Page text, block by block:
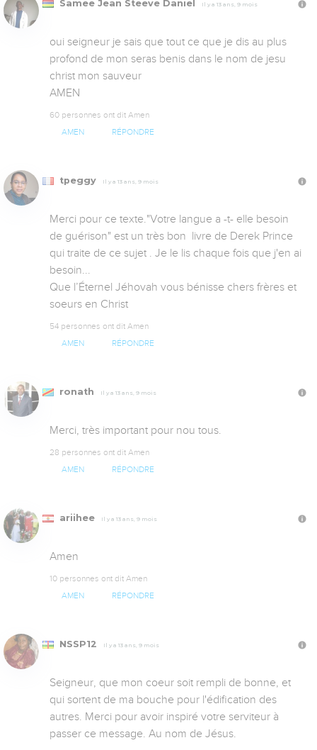
Samee Jean Steeve Daniel Il y a 13 ans, 9 mois
oui seigneur je sais que tout ce que je dis au plus
profond de mon seras benis dans le nom de jesu
christ mon sauveur
AMEN
60 personnes ont dit Amen
AMEN RÉPONDRE
tpeggy Il y a 13 ans, 9 mois
Merci pour ce texte."Votre langue a -t- elle besoin
de guérison" est un très bon  livre de Derek Prince
qui traite de ce sujet . Je le lis chaque fois que j'en ai
besoin...
Que l’Éternel Jéhovah vous bénisse chers frères et
soeurs en Christ
54 personnes ont dit Amen
AMEN RÉPONDRE
ronath Il y a 13 ans, 9 mois
Merci, très important pour nou tous.
28 personnes ont dit Amen
AMEN RÉPONDRE
ariihee Il y a 13 ans, 9 mois
Amen
10 personnes ont dit Amen
AMEN RÉPONDRE
NSSP12 Il y a 13 ans, 9 mois
Seigneur, que mon coeur soit rempli de bonne, et
qui sortent de ma bouche pour l'édification des
autres. Merci pour avoir inspiré votre serviteur à
passer ce message. Au nom de Jésus.